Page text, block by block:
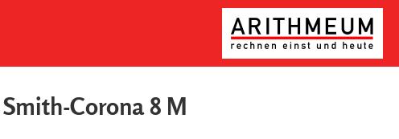
Smith-Corona 8 M